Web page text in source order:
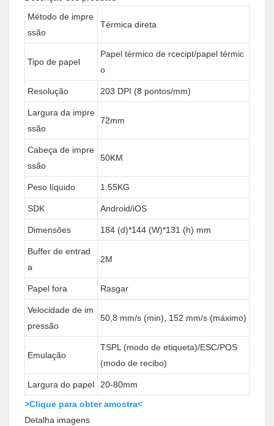
Método de impre
ssão
Térmica direta
Tipo de papel
Papel térmico de rcecipt/papel térmic
o
Resolução 203 DPI (8 pontos/mm)
Largura da impre
ssão
72mm
Cabeça de impre
ssão
50KM
Peso líquido 1.55KG
SDK Android/iOS
Dimensões 184 (d)*144 (W)*131 (h) mm
Buffer de entrad
a
2M
Papel fora Rasgar
Velocidade de im
pressão
50,8 mm/s (min), 152 mm/s (máximo)
Emulação
TSPL (modo de etiqueta)/ESC/POS
(modo de recibo)
Largura do papel
20-80mm
>Clique para obter amostra<
Detalha imagens